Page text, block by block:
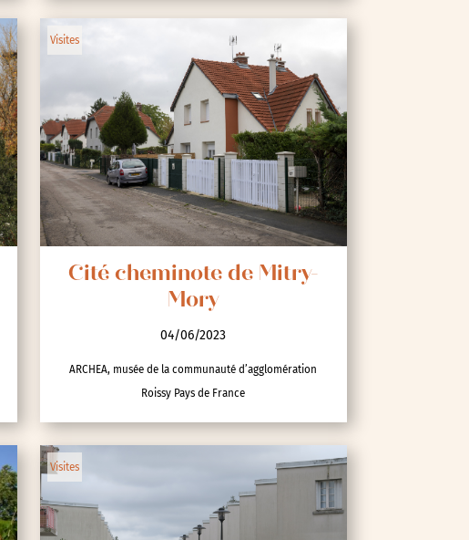
Visites
Cité cheminote de Mitry-
Mory
04/06/2023
ARCHEA, musée de la communauté d’agglomération
Roissy Pays de France
Visites